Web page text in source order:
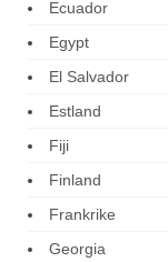
Ecuador
Egypt
El Salvador
Estland
Fiji
Finland
Frankrike
Georgia